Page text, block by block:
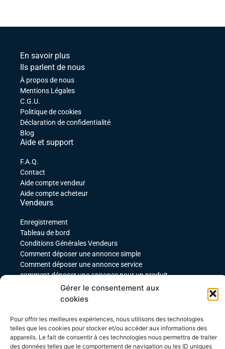
Gérer le consentement aux
cookies
Pour offrir les meilleures expériences, nous utilisons des technologies
telles que les cookies pour stocker et/ou accéder aux informations des
appareils. Le fait de consentir à ces technologies nous permettra de traiter
des données telles que le comportement de navigation ou les ID uniques
En savoir plus
Ils parlent de nous
À propos de nous
Mentions Légales
C.G.U.
Politique de cookies
Déclaration de confidentialité
Blog
Aide et support
F.A.Q.
Contact
Aide compte vendeur
Aide compte acheteur
Vendeurs
Enregistrement
Tableau de bord
Conditions Générales Vendeurs
Comment déposer une annonce simple
Comment déposer une annonce service
comment déposer une annonce pour un produit
téléchargeable
Déposer une annonce avec des variables
Mon compte
Mes commandes
Conditions Générales Acheteurs